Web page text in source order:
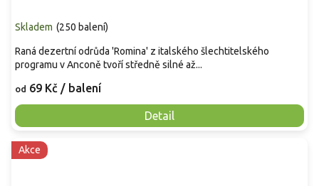
Skladem (250 balení)
od 69 Kč / balení
Detail
Raná dezertní odrůda 'Romina' z italského šlechtitelského
programu v Anconě tvoří středně silné až...
Akce